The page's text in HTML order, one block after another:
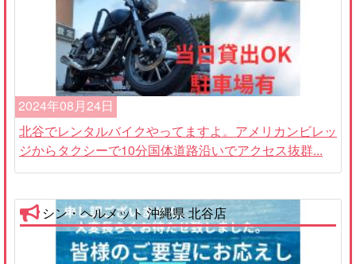
2024年08月24日
北谷でレンタルバイクやってますよ。アメリカンビレッ
ジからタクシーで10分国体道路沿いでアクセス抜群...
シン・ヘルメット 沖縄県 北谷店